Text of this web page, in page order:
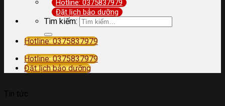
Hotline: 0375837979
Đặt lịch bảo dưỡng
Tìm kiếm:
Hotline: 0375837979
Hotline: 0375837979
Đặt lịch bảo dưỡng